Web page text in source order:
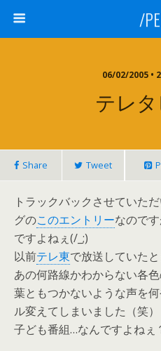
/
06/02/2005 •
テレ
Share Tweet
トラックバックさせていた
グのこのエントリーなので
ですよねぇ(/_;)
以前テレ東で放送していた
あの何路線かわからない各
葉ともつかないような声を
ル変えてしまいました（笑）
子ども番組…なんですよねぇ